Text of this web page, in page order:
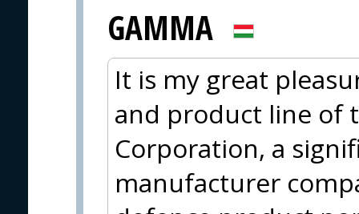
GAMMA
It is my great
and product line of
Corporation, a
manufacturer